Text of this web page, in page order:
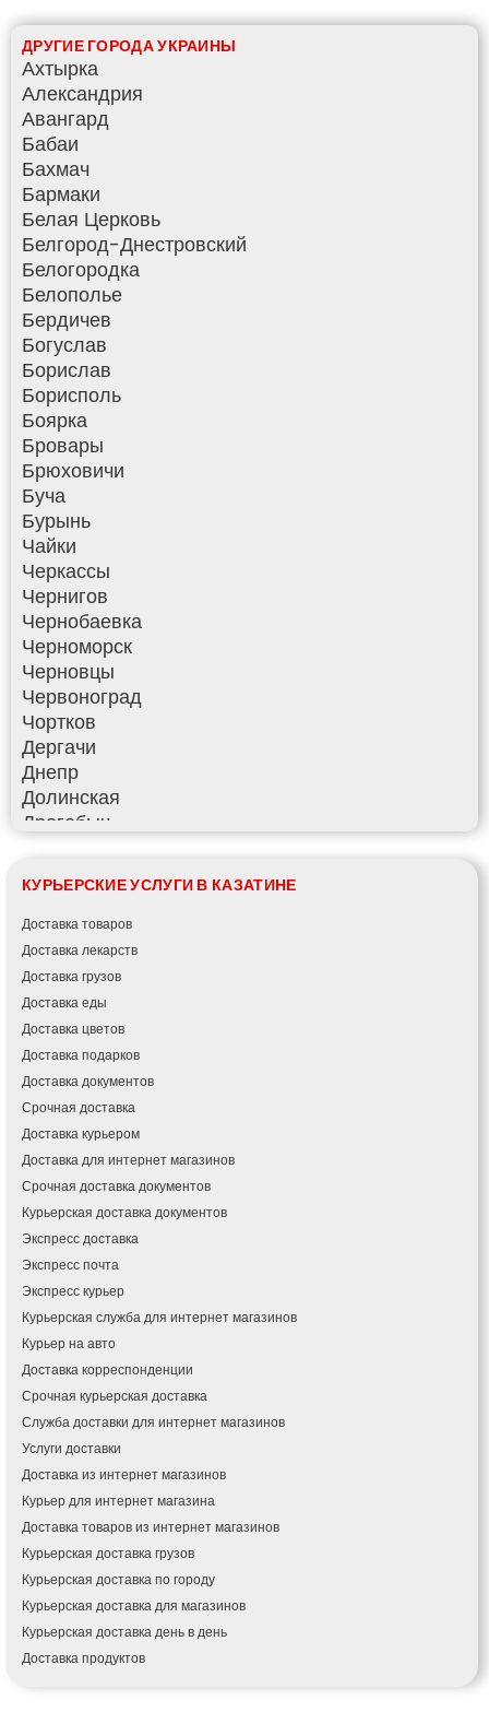
КУРЬЕРСКИЕ УСЛУГИ В КАЗАТИНЕ
Доставка товаров
Доставка лекарств
Доставка грузов
Доставка еды
Доставка цветов
Доставка подарков
Доставка документов
Срочная доставка
Доставка курьером
Доставка для интернет магазинов
Срочная доставка документов
Курьерская доставка документов
Экспресс доставка
Экспресс почта
Экспресс курьер
Курьерская служба для интернет магазинов
Курьер на авто
Доставка корреспонденции
Срочная курьерская доставка
Служба доставки для интернет магазинов
Услуги доставки
Доставка из интернет магазинов
Курьер для интернет магазина
Доставка товаров из интернет магазинов
Курьерская доставка грузов
Курьерская доставка по городу
Курьерская доставка для магазинов
Курьерская доставка день в день
Доставка продуктов
ДРУГИЕ ГОРОДА УКРАИНЫ
Ахтырка
Александрия
Авангард
Бабаи
Бахмач
Бармаки
Белая Церковь
Белгород-Днестровский
Белогородка
Белополье
Бердичев
Богуслав
Борислав
Борисполь
Боярка
Бровары
Брюховичи
Буча
Бурынь
Чайки
Черкассы
Чернигов
Чернобаевка
Черноморск
Черновцы
Червоноград
Чортков
Дергачи
Днепр
Долинская
Дрогобыч
Фонтанка
Гадяч
Гатное
Глеваха
Горишние Плавни
Гостомель
Харьков
Херсон
Хмельницкий
Хмельник
Ирпень
Ивано-Франковск
Измаил
Кагарлык
Калуш
Каменец-Подольский
Каменка
Каменское
Канев
Казатин
Киев
Кобеляки
Коцюбинское
Конотоп
Коростень
Корсунь-Шевченковский
Костополь
Ковель
Козин
Красноград
Кременчуг
Кременец